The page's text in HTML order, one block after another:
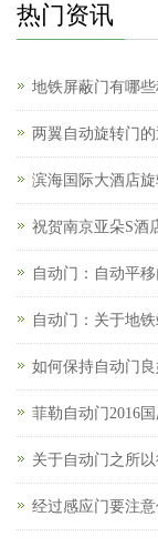
热门资讯
地铁屏蔽门有哪些
两翼自动旋转门
滨海国际大酒店
祝贺南京亚朵S酒
自动门：自动平
自动门：关于地
如何保持自动门
菲勒自动门2016
关于自动门之所
经过感应门要注意